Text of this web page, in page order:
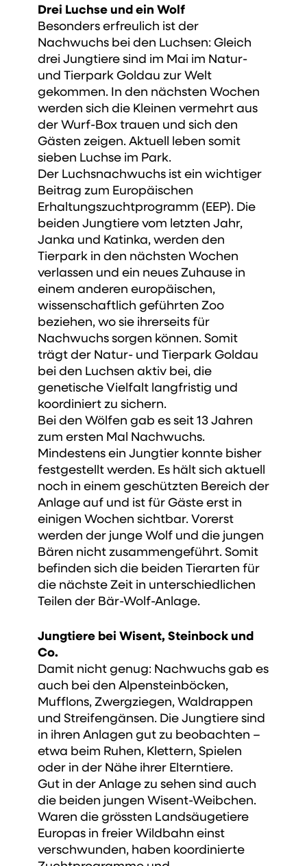
Drei Luchse und ein Wolf
Besonders erfreulich ist der
Nachwuchs bei den Luchsen: Gleich
drei Jungtiere sind im Mai im Natur-
und Tierpark Goldau zur Welt
gekommen. In den nächsten Wochen
werden sich die Kleinen vermehrt aus
der Wurf-Box trauen und sich den
Gästen zeigen. Aktuell leben somit
sieben Luchse im Park.
Der Luchsnachwuchs ist ein wichtiger
Beitrag zum Europäischen
Erhaltungszuchtprogramm (EEP). Die
beiden Jungtiere vom letzten Jahr,
Janka und Katinka, werden den
Tierpark in den nächsten Wochen
verlassen und ein neues Zuhause in
einem anderen europäischen,
wissenschaftlich geführten Zoo
beziehen, wo sie ihrerseits für
Nachwuchs sorgen können. Somit
trägt der Natur- und Tierpark Goldau
bei den Luchsen aktiv bei, die
genetische Vielfalt langfristig und
koordiniert zu sichern.
Bei den Wölfen gab es seit 13 Jahren
zum ersten Mal Nachwuchs.
Mindestens ein Jungtier konnte bisher
festgestellt werden. Es hält sich aktuell
noch in einem geschützten Bereich der
Anlage auf und ist für Gäste erst in
einigen Wochen sichtbar. Vorerst
werden der junge Wolf und die jungen
Bären nicht zusammengeführt. Somit
befinden sich die beiden Tierarten für
die nächste Zeit in unterschiedlichen
Teilen der Bär-Wolf-Anlage.
Jungtiere bei Wisent, Steinbock und
Co.
Damit nicht genug: Nachwuchs gab es
auch bei den Alpensteinböcken,
Mufflons, Zwergziegen, Waldrappen
und Streifengänsen. Die Jungtiere sind
in ihren Anlagen gut zu beobachten –
etwa beim Ruhen, Klettern, Spielen
oder in der Nähe ihrer Elterntiere.
Gut in der Anlage zu sehen sind auch
die beiden jungen Wisent-Weibchen.
Waren die grössten Landsäugetiere
Europas in freier Wildbahn einst
verschwunden, haben koordinierte